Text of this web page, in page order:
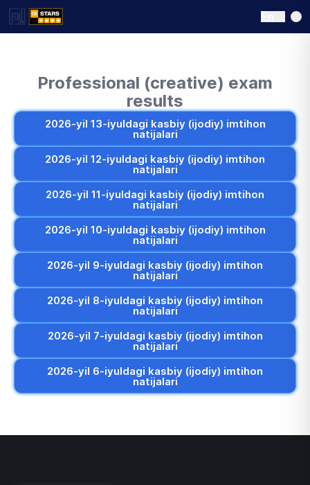
Professional (creative) exam
results
2026-yil 13-iyuldagi kasbiy (ijodiy) imtihon
natijalari
2026-yil 12-iyuldagi kasbiy (ijodiy) imtihon
natijalari
2026-yil 11-iyuldagi kasbiy (ijodiy) imtihon
natijalari
2026-yil 10-iyuldagi kasbiy (ijodiy) imtihon
natijalari
2026-yil 9-iyuldagi kasbiy (ijodiy) imtihon
natijalari
2026-yil 8-iyuldagi kasbiy (ijodiy) imtihon
natijalari
2026-yil 7-iyuldagi kasbiy (ijodiy) imtihon
natijalari
2026-yil 6-iyuldagi kasbiy (ijodiy) imtihon
natijalari